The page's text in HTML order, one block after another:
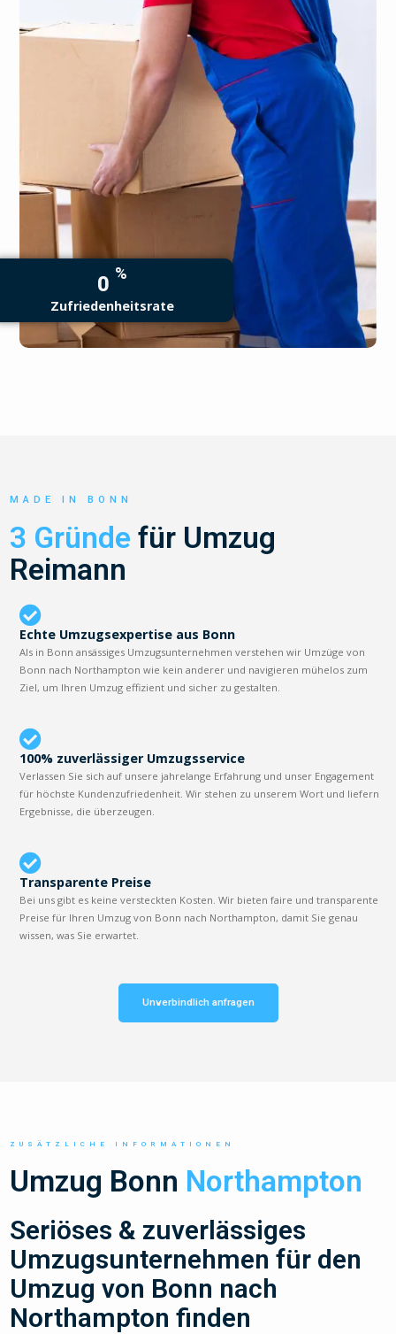
0 %
Zufriedenheitsrate
MADE IN BONN
3 Gründe für Umzug
Reimann
Echte Umzugsexpertise aus Bonn
Als in Bonn ansässiges Umzugsunternehmen verstehen wir Umzüge von
Bonn nach Northampton wie kein anderer und navigieren mühelos zum
Ziel, um Ihren Umzug effizient und sicher zu gestalten.
100% zuverlässiger Umzugsservice
Verlassen Sie sich auf unsere jahrelange Erfahrung und unser Engagement
für höchste Kundenzufriedenheit. Wir stehen zu unserem Wort und liefern
Ergebnisse, die überzeugen.
Transparente Preise
Bei uns gibt es keine versteckten Kosten. Wir bieten faire und transparente
Preise für Ihren Umzug von Bonn nach Northampton, damit Sie genau
wissen, was Sie erwartet.
Unverbindlich anfragen
ZUSÄTZLICHE INFORMATIONEN
Umzug Bonn Northampton
Seriöses & zuverlässiges
Umzugsunternehmen für den
Umzug von Bonn nach
Northampton finden